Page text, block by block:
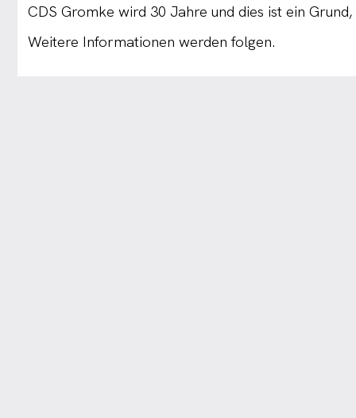
CDS Gromke wird 30 Jahre und dies ist ein
Weitere Informationen werden folgen.